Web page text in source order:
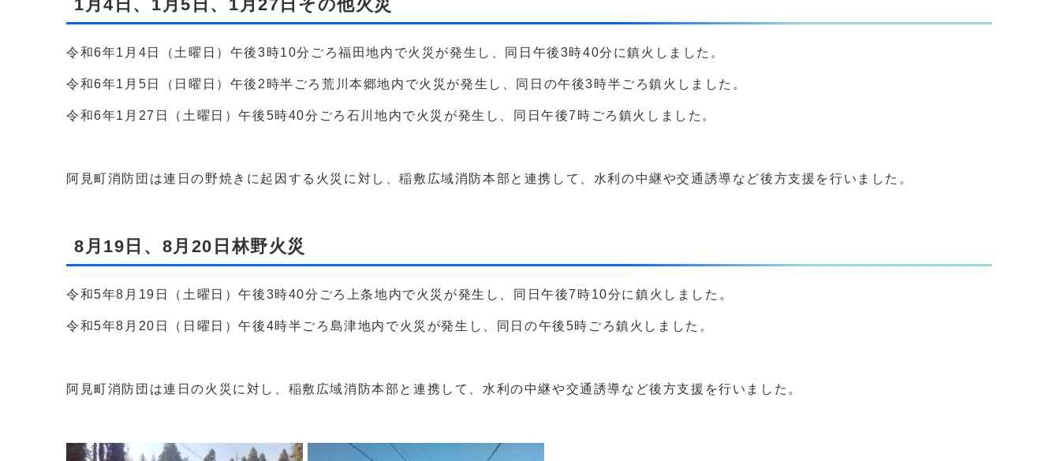
1月4日、1月5日、1月27日その他火災
令和6年1月4日（土曜日）午後3時10分ごろ福田地内で火災が発生し、同日午後3時40分に鎮火しました。
令和6年1月5日（日曜日）午後2時半ごろ荒川本郷地内で火災が発生し、同日の午後3時半ごろ鎮火しました。
令和6年1月27日（土曜日）午後5時40分ごろ石川地内で火災が発生し、同日午後7時ごろ鎮火しました。
阿見町消防団は連日の野焼きに起因する火災に対し、稲敷広域消防本部と連携して、水利の中継や交通誘導など後方支援を行いました。
8月19日、8月20日林野火災
令和5年8月19日（土曜日）午後3時40分ごろ上条地内で火災が発生し、同日午後7時10分に鎮火しました。
令和5年8月20日（日曜日）午後4時半ごろ島津地内で火災が発生し、同日の午後5時ごろ鎮火しました。
阿見町消防団は連日の火災に対し、稲敷広域消防本部と連携して、水利の中継や交通誘導など後方支援を行いました。